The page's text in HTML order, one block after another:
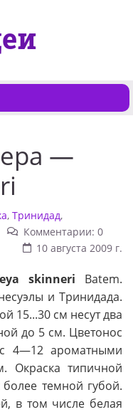
—
, Тринидад,
Комментарии: 0
10 августа 2009 г.
skinneri Batem.
и Тринидада.
15...30 см несут два
до 5 см. Цветонос
4—12 ароматными
Окраска типичной
темной губой.
в том числе белая